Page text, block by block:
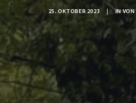
25. OKTOBER 2023 | INVON